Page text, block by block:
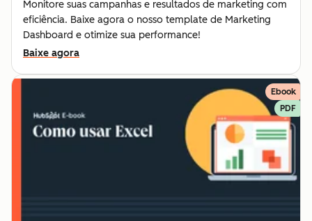
Monitore suas campanhas e resultados de marketing com
eficiência. Baixe agora o nosso template de Marketing
Dashboard e otimize sua performance!
Baixe agora
Ebook
PDF